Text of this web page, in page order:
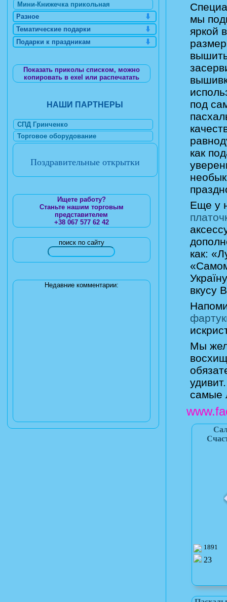
мы
яркой
под
как
Еще у
как:
вкусу
Мы
самые
1891
23
Мини-Книжечка прикольная
Разное
Тематические подарки
Подарки к праздникам
Показать приколы списком, можно
копировать в exel или распечатать
НАШИ ПАРТНЕРЫ
СПД Гринченко
Торговое оборудование
Поздравительные открытки
Ищете работу?
Станьте нашим торговым
представителем
+38 067 577 62 42
поиск по сайту
Недавние комментарии: